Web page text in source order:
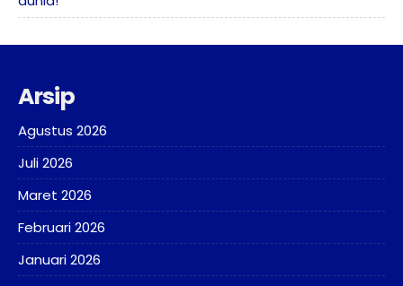
Arsip
Agustus 2026
Juli 2026
Maret 2026
Februari 2026
Januari 2026